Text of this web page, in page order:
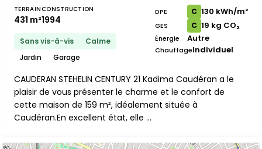
TERRAIN
431 m²
CONSTRUCTION
1994
Sans vis-à-vis
Calme
Jardin
Garage
DPE C 130 kWh/m²
GES C 19 kg CO₂
Énergie Autre
ChauffageIndividuel
CAUDERAN STEHELIN CENTURY 21 Kadima Caudéran a le
plaisir de vous présenter le charme et le confort de
cette maison de 159 m², idéalement située à
Caudéran.En excellent état, elle ...